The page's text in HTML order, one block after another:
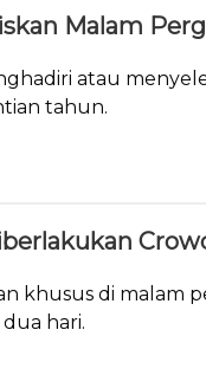
Malam
atau
tahun.
khusus di malam
hari.